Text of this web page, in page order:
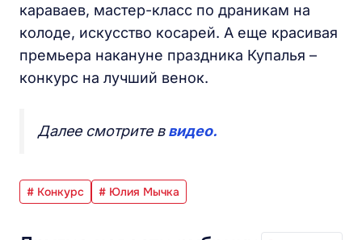
караваев, мастер-класс по драникам на
колоде, искусство косарей. А еще красивая
премьера накануне праздника Купалья –
конкурс на лучший венок.
Далее смотрите в видео.
# Конкурс # Юлия Мычка